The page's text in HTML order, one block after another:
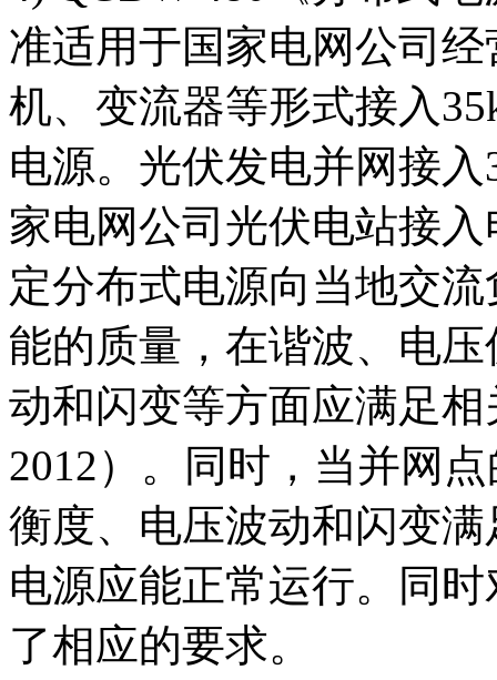
准适用于国家电网公司
机、变流器等形式接入
电源。光伏发电并网接
家电网公司光伏电站接
定分布式电源向当地交
能的质量，在谐波、电
动和闪变等方面应满足
2012）。同时，当并网
衡度、电压波动和闪变
电源应能正常运行。同
了相应的要求。